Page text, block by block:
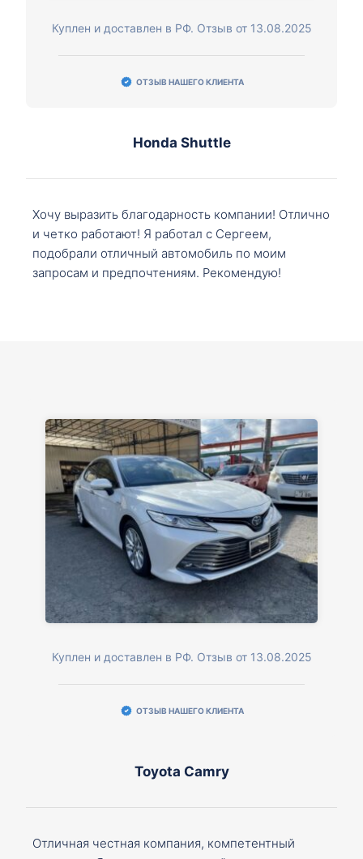
Куплен и доставлен в РФ. Отзыв от 13.08.2025
ОТЗЫВ НАШЕГО КЛИЕНТА
Honda Shuttle
Хочу выразить благодарность компании! Отлично
и четко работают! Я работал с Сергеем,
подобрали отличный автомобиль по моим
запросам и предпочтениям. Рекомендую!
Куплен и доставлен в РФ. Отзыв от 13.08.2025
ОТЗЫВ НАШЕГО КЛИЕНТА
Toyota Camry
Отличная честная компания, компетентный